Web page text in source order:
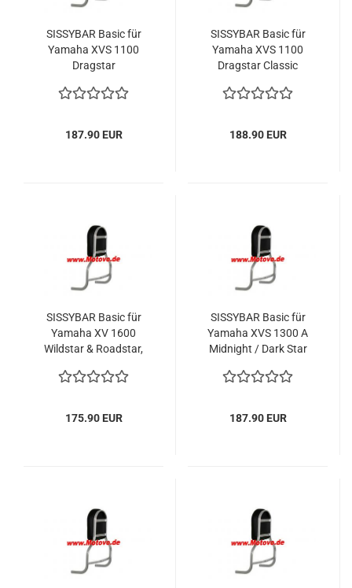
SISSYBAR Basic für
Yamaha XVS 1100
Dragstar
187.90 EUR
SISSYBAR Basic für
Yamaha XVS 1100
Dragstar Classic
188.90 EUR
SISSYBAR Basic für
Yamaha XV 1600
Wildstar & Roadstar,
/ Classic Tourer
175.90 EUR
SISSYBAR Basic für
Yamaha XVS 1300 A
Midnight / Dark Star
187.90 EUR